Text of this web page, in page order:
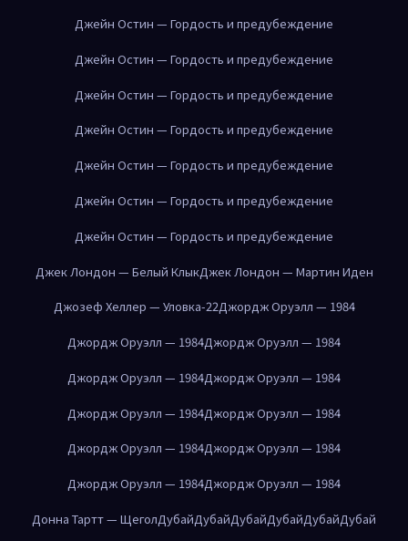
Джейн Остин — Гордость и предубеждение
Джейн Остин — Гордость и предубеждение
Джейн Остин — Гордость и предубеждение
Джейн Остин — Гордость и предубеждение
Джейн Остин — Гордость и предубеждение
Джейн Остин — Гордость и предубеждение
Джейн Остин — Гордость и предубеждение
Джек Лондон — Белый КлыкДжек Лондон — Мартин Иден
Джозеф Хеллер — Уловка-22Джордж Оруэлл — 1984
Джордж Оруэлл — 1984Джордж Оруэлл — 1984
Джордж Оруэлл — 1984Джордж Оруэлл — 1984
Джордж Оруэлл — 1984Джордж Оруэлл — 1984
Джордж Оруэлл — 1984Джордж Оруэлл — 1984
Джордж Оруэлл — 1984Джордж Оруэлл — 1984
Донна Тартт — ЩеголДубайДубайДубайДубайДубайДубай